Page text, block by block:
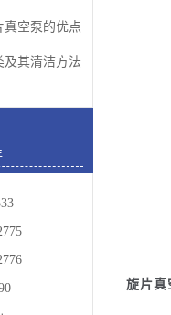
真空泵的优点
及其清洁方法
旋片真